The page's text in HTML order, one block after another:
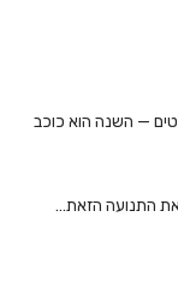
— השנה הוא כוכב
התנועה הזאת…